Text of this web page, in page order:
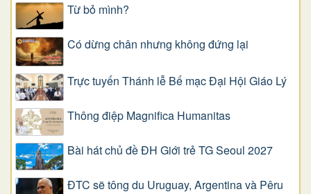
Từ bỏ mình?
Có dừng chân nhưng không đứng lại
Trực tuyến Thánh lễ Bế mạc Đại Hội Giáo Lý
Thông điệp Magnifica Humanitas
Bài hát chủ đề ĐH Giới trẻ TG Seoul 2027
ĐTC sẽ tông du Uruguay, Argentina và Pêru